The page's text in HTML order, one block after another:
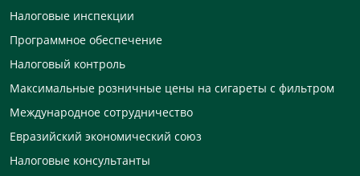
Налоговые инспекции
Программное обеспечение
Налоговый контроль
Максимальные розничные цены на сигареты с фильтром
Международное сотрудничество
Евразийский экономический союз
Налоговые консультанты